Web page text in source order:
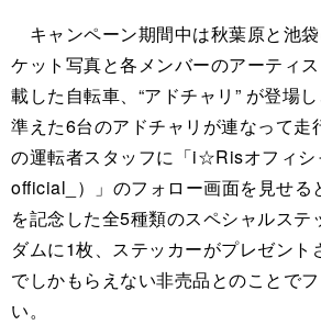
キャンペーン期間中は秋葉原と池
ケット写真と各メンバーのアーティ
載した自転車、“アドチャリ” が登場
準えた6台のアドチャリが連なって走
の運転者スタッフに「i☆Risオフィシ
official_）」のフォロー画面を見せ
を記念した全5種類のスペシャルステ
ダムに1枚、ステッカーがプレゼント
でしかもらえない非売品とのことで
い。